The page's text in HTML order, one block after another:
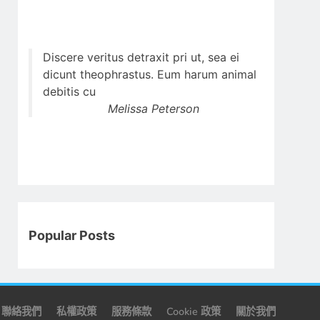
Discere veritus detraxit pri ut, sea ei
dicunt theophrastus. Eum harum animal
debitis cu
Melissa Peterson
Popular Posts
聯絡我們 私權政策 服務條款 Cookie 政策 關於我們